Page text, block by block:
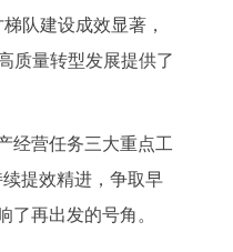
队建设成效显著，
质量转型发展提供了
经营任务三大重点工
提效精进，争取早
了再出发的号角。